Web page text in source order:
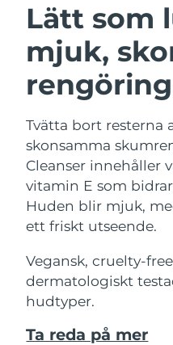
Lätt som
mjuk,
Tvätta bort resterna
skonsamma
Cleanser innehåller
vitamin E som
Huden blir mjuk,
ett friskt utseende.
Vegansk, cruelty-
dermatologiskt
hudtyper.
Ta reda på mer